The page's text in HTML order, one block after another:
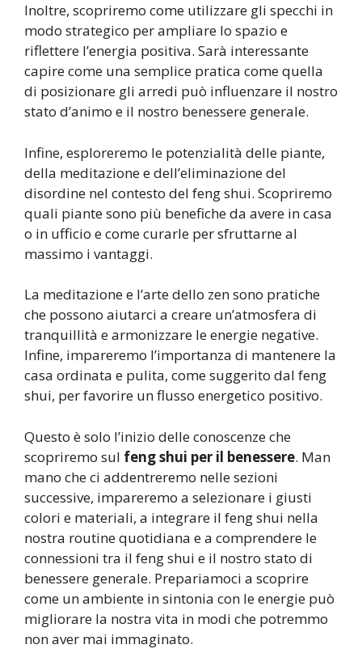
Inoltre, scopriremo come utilizzare gli specchi in
modo strategico per ampliare lo spazio e
riflettere l’energia positiva. Sarà interessante
capire come una semplice pratica come quella
di posizionare gli arredi può influenzare il nostro
stato d’animo e il nostro benessere generale.
Infine, esploreremo le potenzialità delle piante,
della meditazione e dell’eliminazione del
disordine nel contesto del feng shui. Scopriremo
quali piante sono più benefiche da avere in casa
o in ufficio e come curarle per sfruttarne al
massimo i vantaggi.
La meditazione e l’arte dello zen sono pratiche
che possono aiutarci a creare un’atmosfera di
tranquillità e armonizzare le energie negative.
Infine, impareremo l’importanza di mantenere la
casa ordinata e pulita, come suggerito dal feng
shui, per favorire un flusso energetico positivo.
Questo è solo l’inizio delle conoscenze che
scopriremo sul feng shui per il benessere. Man
mano che ci addentreremo nelle sezioni
successive, impareremo a selezionare i giusti
colori e materiali, a integrare il feng shui nella
nostra routine quotidiana e a comprendere le
connessioni tra il feng shui e il nostro stato di
benessere generale. Prepariamoci a scoprire
come un ambiente in sintonia con le energie può
migliorare la nostra vita in modi che potremmo
non aver mai immaginato.